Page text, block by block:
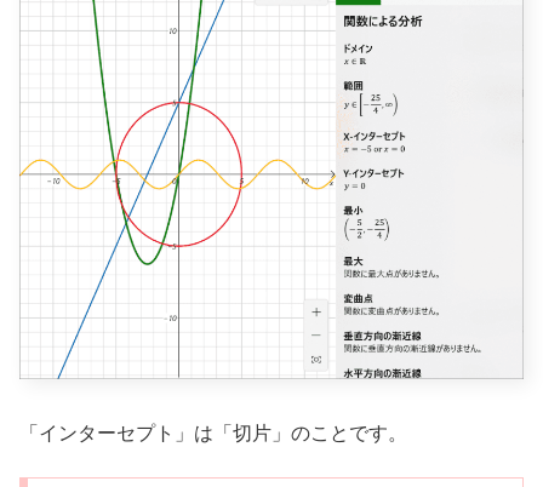
「インターセプト」は「切片」のことです。